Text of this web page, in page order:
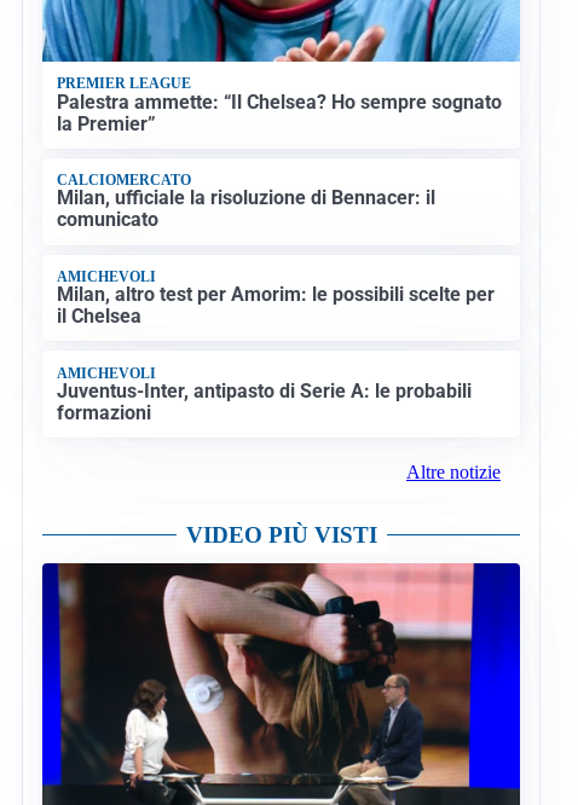
PREMIER LEAGUE
Palestra ammette: “Il Chelsea? Ho sempre sognato
la Premier”
CALCIOMERCATO
Milan, ufficiale la risoluzione di Bennacer: il
comunicato
AMICHEVOLI
Milan, altro test per Amorim: le possibili scelte per
il Chelsea
AMICHEVOLI
Juventus-Inter, antipasto di Serie A: le probabili
formazioni
Altre notizie
VIDEO PIÙ VISTI